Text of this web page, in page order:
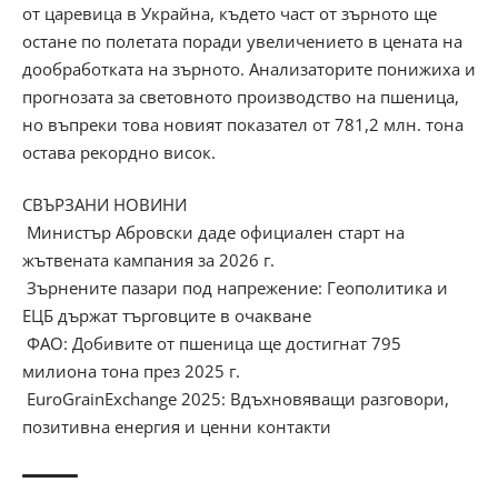
от царевица в Украйна, където част от зърното ще
остане по полетата поради увеличението в цената на
дообработката на зърното. Анализаторите понижиха и
прогнозата за световното производство на пшеница,
но въпреки това новият показател от 781,2 млн. тона
остава рекордно висок.
СВЪРЗАНИ НОВИНИ
Министър Абровски даде официален старт на
жътвената кампания за 2026 г.
Зърнените пазари под напрежение: Геополитика и
ЕЦБ държат търговците в очакване
ФАО: Добивите от пшеница ще достигнат 795
милиона тона през 2025 г.
EuroGrainExchange 2025: Вдъхновяващи разговори,
позитивна енергия и ценни контакти